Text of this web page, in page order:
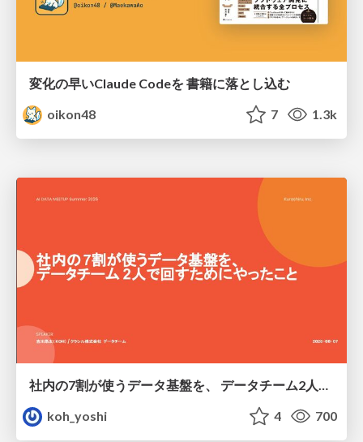
変化の早いClaude Codeを 書籍に落とし込む
oikon48
7 1.3k
社内の7割が使うデータ基盤を、 データチーム2人で回すためにやったこと
koh_yoshi
4 700